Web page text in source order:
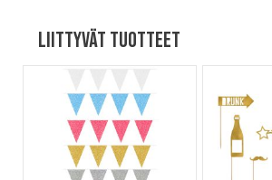
Liittyvät tuotteet